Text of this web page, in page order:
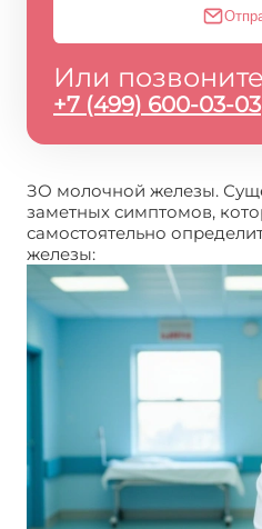
Или
+7 (499) 600-03-03
ЗО молочной железы.
заметных симптомов,
самостоятельно
железы: